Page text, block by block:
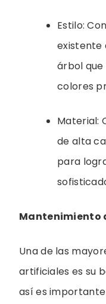
Estilo:
existente
árbol
colores
Material:
de alta
para
Mantenimiento
Una de las
artificiales es su
así es